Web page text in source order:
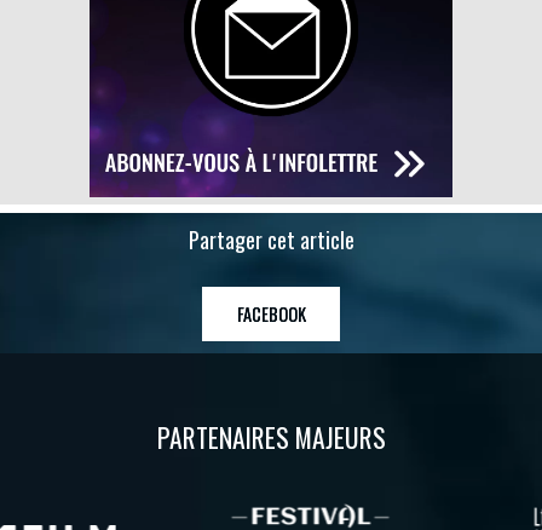
Partager cet article
FACEBOOK
PARTENAIRES MAJEURS